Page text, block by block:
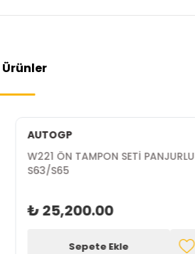
Ürünler
AUTOGP
W221 ÖN TAMPON SETİ PANJURLU
S63/S65
₺ 25,200.00
Sepete Ekle